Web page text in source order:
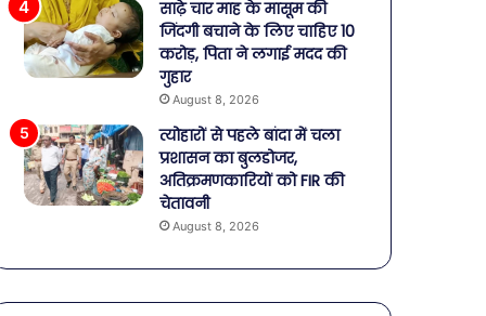
साढ़े चार माह के मासूम की
जिंदगी बचाने के लिए चाहिए 10
करोड़, पिता ने लगाई मदद की
गुहार
August 8, 2026
त्योहारों से पहले बांदा में चला
प्रशासन का बुलडोजर,
अतिक्रमणकारियों को FIR की
चेतावनी
August 8, 2026